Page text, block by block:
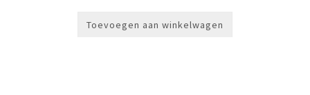
Toevoegen aan winkelwagen